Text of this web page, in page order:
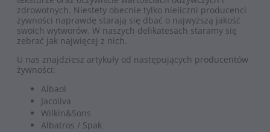
zdrowotnych. Niestety obecnie tylko nieliczni producenci
żywności naprawdę starają się dbać o najwyższą jakość
swoich wytworów. W naszych delikatesach staramy się
zebrać jak najwięcej z nich.
U nas znajdziesz artykuły od następujących producentów
żywności:
Albaol
Jacoliva
Wilkin&Sons
Albatros / Spak